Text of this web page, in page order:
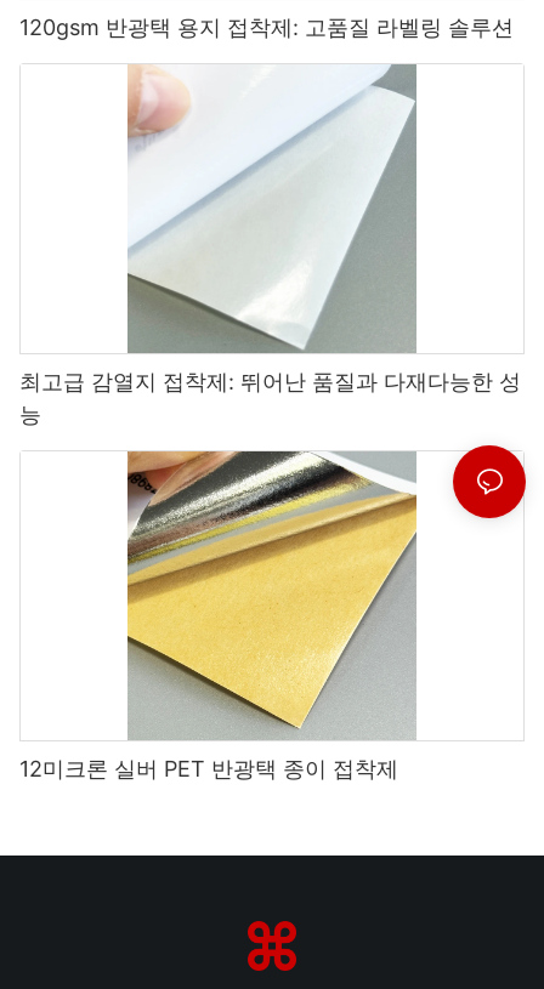
120gsm 반광택 용지 접착제: 고품질 라벨링 솔루션
최고급 감열지 접착제: 뛰어난 품질과 다재다능한 성
능
12미크론 실버 PET 반광택 종이 접착제